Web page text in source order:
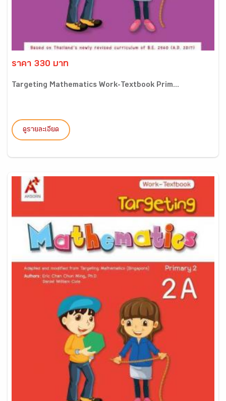
ราคา 330 บาท
Targeting Mathematics Work-Textbook Prim...
ดูรายละเอียด